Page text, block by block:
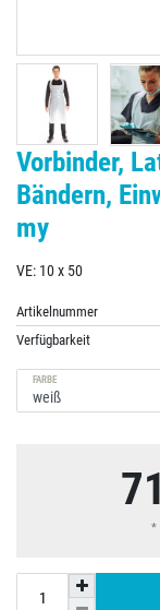
Vorbinder,
Bändern,
my
VE: 10 x 50
Artikelnummer
Verfügbarkeit
FARBE
*